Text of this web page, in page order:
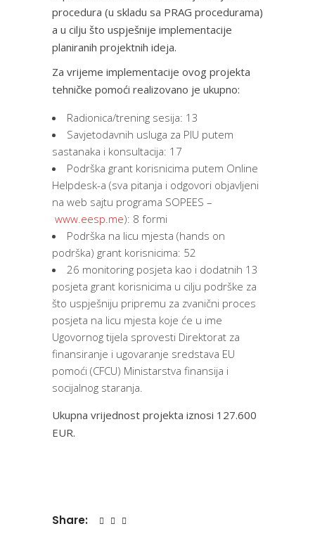
procedura (u skladu sa PRAG procedurama)
a u cilju što uspješnije implementacije
planiranih projektnih ideja.
Za vrijeme implementacije ovog projekta
tehničke pomoći realizovano je ukupno:
Radionica/trening sesija: 13
Savjetodavnih usluga za PIU putem
sastanaka i konsultacija: 17
Podrška grant korisnicima putem Online
Helpdesk-a (sva pitanja i odgovori objavljeni
na web sajtu programa SOPEES –
www.eesp.me): 8 formi
Podrška na licu mjesta (hands on
podrška) grant korisnicima: 52
26 monitoring posjeta kao i dodatnih 13
posjeta grant korisnicima u cilju podrške za
što uspješniju pripremu za zvanični proces
posjeta na licu mjesta koje će u ime
Ugovornog tijela sprovesti Direktorat za
finansiranje i ugovaranje sredstava EU
pomoći (CFCU) Ministarstva finansija i
socijalnog staranja.
Ukupna vrijednost projekta iznosi 127.600
EUR.
Share: